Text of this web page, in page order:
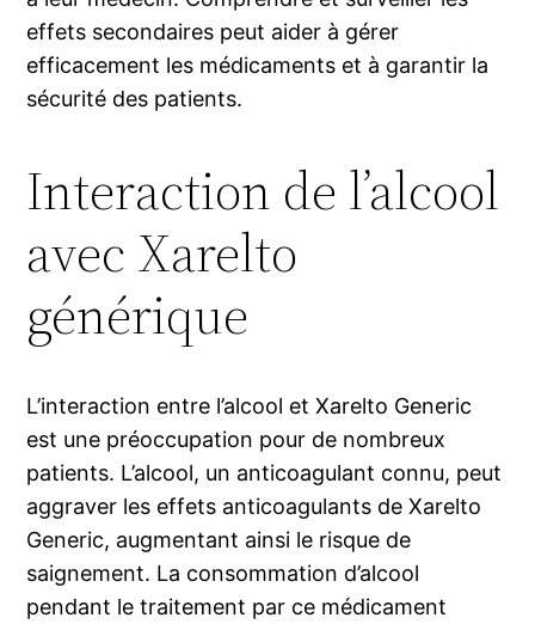
effets secondaires peut aider à gérer
efficacement les médicaments et à garantir la
sécurité des patients.
Interaction de l’alcool
avec Xarelto
générique
L’interaction entre l’alcool et Xarelto Generic
est une préoccupation pour de nombreux
patients. L’alcool, un anticoagulant connu, peut
aggraver les effets anticoagulants de Xarelto
Generic, augmentant ainsi le risque de
saignement. La consommation d’alcool
pendant le traitement par ce médicament